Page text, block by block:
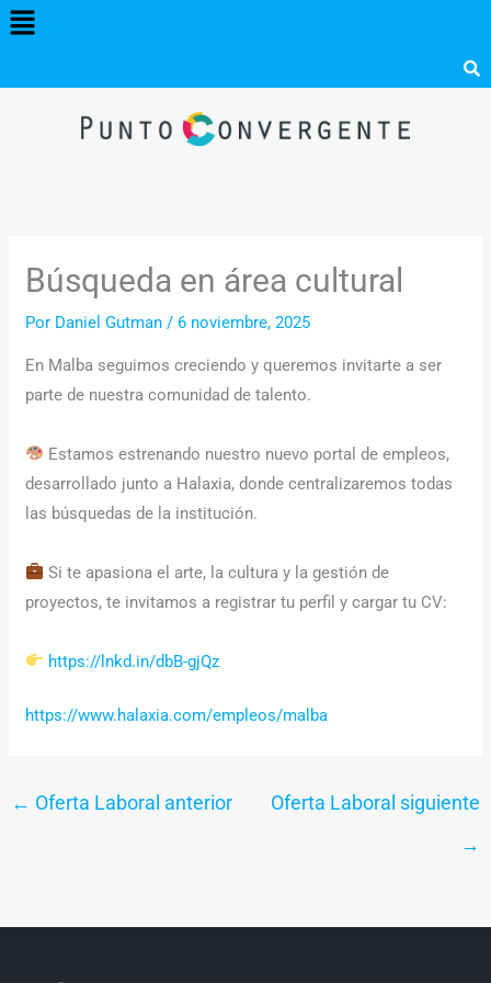
Menú
Búsqueda en área cultural
Por Daniel Gutman/ 6 noviembre, 2025
En Malba seguimos creciendo y queremos invitarte a ser
parte de nuestra comunidad de talento.
Estamos estrenando nuestro nuevo portal de empleos,
desarrollado junto a Halaxia, donde centralizaremos todas
las búsquedas de la institución.
Si te apasiona el arte, la cultura y la gestión de
proyectos, te invitamos a registrar tu perfil y cargar tu CV:
https://lnkd.in/dbB-gjQz
https://www.halaxia.com/empleos/malba
← Oferta Laboral anterior
Oferta Laboral siguiente
→